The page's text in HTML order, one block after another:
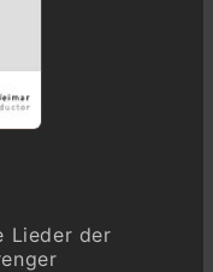
Lieder der